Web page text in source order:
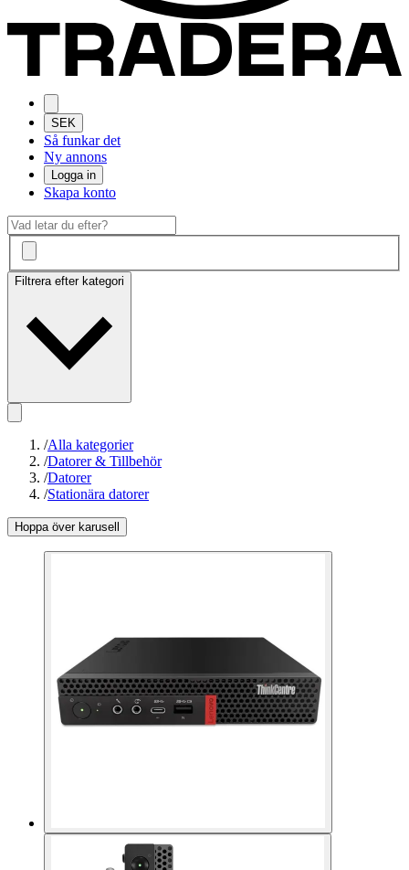
SEK
Så funkar det
Ny annons
Logga in
Skapa konto
Filtrera efter kategori
/Alla kategorier
/Datorer & Tillbehör
/Datorer
/Stationära datorer
Hoppa över karusell